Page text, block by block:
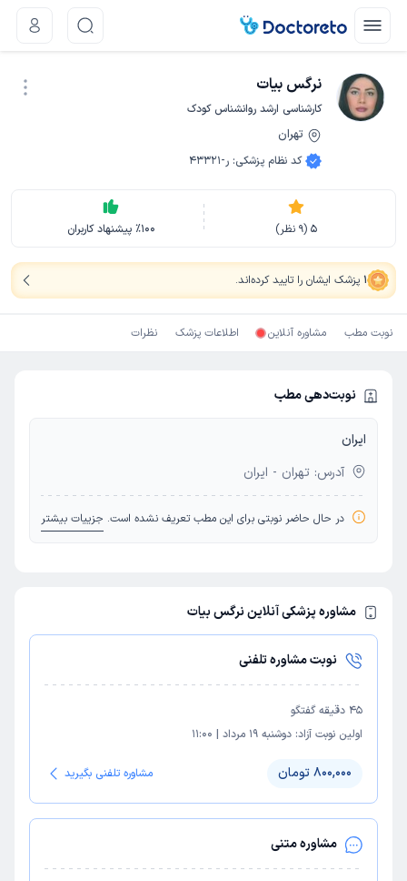
نرگس بیات
کارشناسی ارشد روانشناس کودک
تهران
کد نظام پزشکی: ر-43321
5
(
9 نظر) ٪100 پیشنهاد کاربران
1 پزشک ایشان را تایید کرده‌اند.
نوبت مطب مشاوره آنلاین اطلاعات پزشک نظرات
نوبت‌دهی مطب
ایران
آدرس: تهران - ایران
در حال حاضر نوبتی برای این مطب تعریف نشده است. جزییات بیشتر
مشاوره پزشکی آنلاین نرگس بیات
نوبت مشاوره تلفنی
45 دقیقه گفتگو
اولین نوبت آزاد: دوشنبه 19 مرداد |
11:00
800,000 تومان مشاوره تلفنی بگیرید
مشاوره متنی